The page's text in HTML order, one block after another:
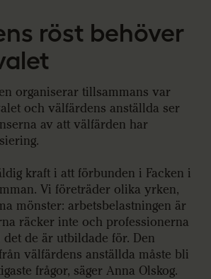
röst behöver
organiserar tillsammans var
och välfärdens anställda ser
av att välfärden har
kraft i att förbunden i Facken i
Vi företräder olika yrken,
mönster: arbetsbelastningen är
räcker inte och professionerna
de är utbildade för. Den
välfärdens anställda måste bli
frågor, säger Anna Olskog.